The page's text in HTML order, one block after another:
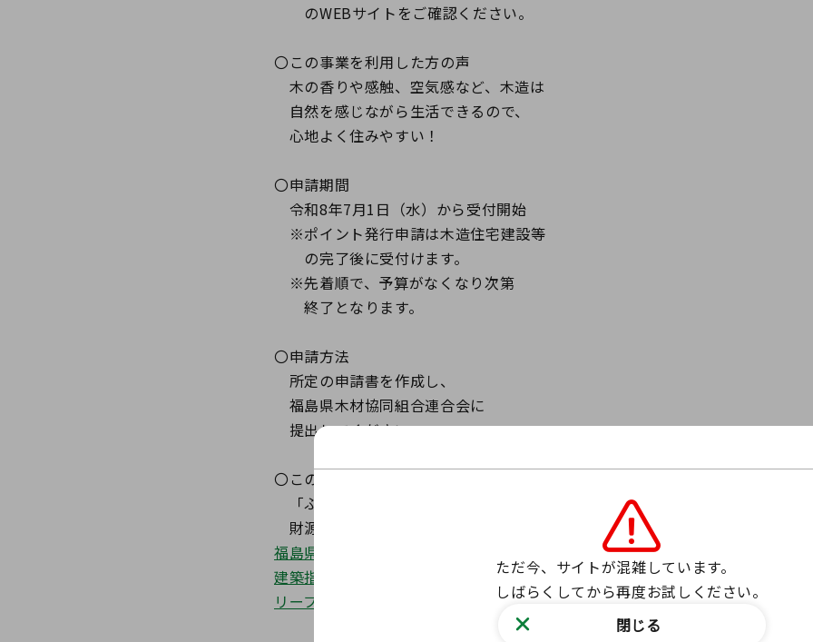
のWEBサイトをご確認ください。
〇この事業を利用した方の声
木の香りや感触、空気感など、木造は
自然を感じながら生活できるので、
心地よく住みやすい！
〇申請期間
令和8年7月1日（水）から受付開始
※ポイント発行申請は木造住宅建設等
の完了後に受付けます。
※先着順で、予算がなくなり次第
終了となります。
〇申請方法
所定の申請書を作成し、
福島県木材協同組合連合会に
提出してください。
〇この事業は、
「ふくしま森林(もり)づくり県民税」を
財源として実施しています。
福島県木材協同組合連合会WEBサイトはこちら
建築指導課WEBサイトはこちら
リーフレット（PDF）はこちら
ただ今、サイトが混雑しています。
しばらくしてから再度お試しください。
閉じる